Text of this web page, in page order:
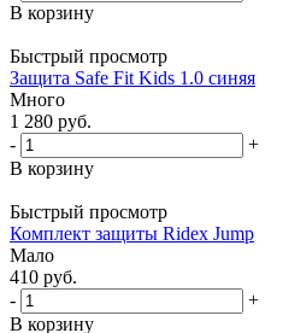
В корзину
Быстрый просмотр
Защита Safe Fit Kids 1.0 синяя
Много
1 280 руб.
-
+
В корзину
Быстрый просмотр
Комплект защиты Ridex Jump
Мало
410 руб.
-
+
В корзину